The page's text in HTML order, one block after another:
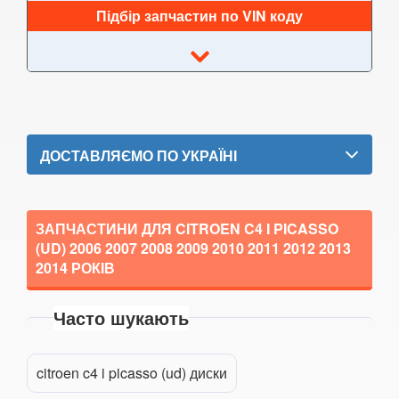
KIA keyboard_arrow_down
LANCIA
LEXUS
MG keyboard_arrow_down
MASERATI
MAZDA keyboard_arrow_down
MERCEDES-BENZ keyboard_arrow_down
MINI
MITSUBISHI
Підбір запчастин по VIN коду
Прикріпити файл
ДОСТАВЛЯЄМО ПО УКРАЇНІ
ЗАПЧАСТИНИ ДЛЯ CITROEN C4 I PICASSO
(UD)2006 2007 2008 2009 2010 2011 2012 2013
2014 РОКІВ
Часто шукають
citroen c4 i picasso (ud) диски